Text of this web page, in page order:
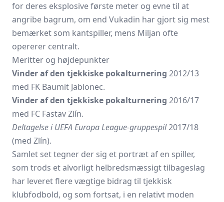
for deres eksplosive første meter og evne til at
angribe bagrum, om end Vukadin har gjort sig mest
bemærket som kantspiller, mens Miljan ofte
opererer centralt.
Meritter og højdepunkter
Vinder af den tjekkiske pokalturnering 2012/13
med FK Baumit Jablonec.
Vinder af den tjekkiske pokalturnering 2016/17
med FC Fastav Zlín.
Deltagelse i UEFA Europa League-gruppespil2017/18
(med Zlín).
Samlet set tegner der sig et portræt af en spiller,
som trods et alvorligt helbredsmæssigt tilbageslag
har leveret flere vægtige bidrag til tjekkisk
klubfodbold, og som fortsat, i en relativt moden